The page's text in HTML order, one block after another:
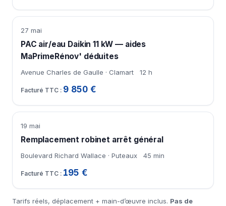
27 mai
PAC air/eau Daikin 11 kW — aides
MaPrimeRénov' déduites
Avenue Charles de Gaulle · Clamart 12 h
9 850 €
19 mai
Remplacement robinet arrêt général
Boulevard Richard Wallace · Puteaux 45 min
195 €
Tarifs réels, déplacement + main-d’œuvre inclus. Pas de